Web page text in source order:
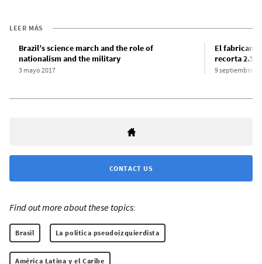
LEER MÁS
Brazil’s science march and the role of
nationalism and the military
3 mayo 2017
El
recorta
9 septiembre
CONTACT US
Find out more about these topics:
Brasil La política pseudoizquierdista
América Latina y el Caribe